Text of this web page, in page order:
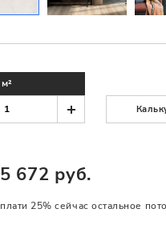
м²
5 672 руб.
плати 25% сейчас остальное